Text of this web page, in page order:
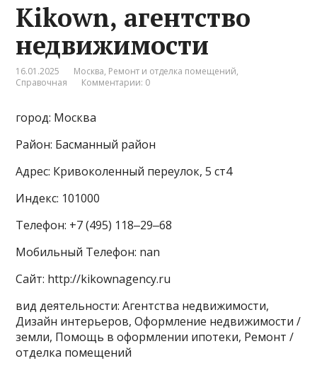
Kikown, агентство
недвижимости
16.01.2025 Москва, Ремонт и отделка помещений,
Справочная
Комментарии: 0
город: Москва
Район: Басманный район
Адрес: Кривоколенный переулок, 5 ст4
Индекс: 101000
Телефон: +7 (495) 118‒29‒68
Мобильный Телефон: nan
Сайт: http://kikownagency.ru
вид деятельности: Агентства недвижимости,
Дизайн интерьеров, Оформление недвижимости /
земли, Помощь в оформлении ипотеки, Ремонт /
отделка помещений